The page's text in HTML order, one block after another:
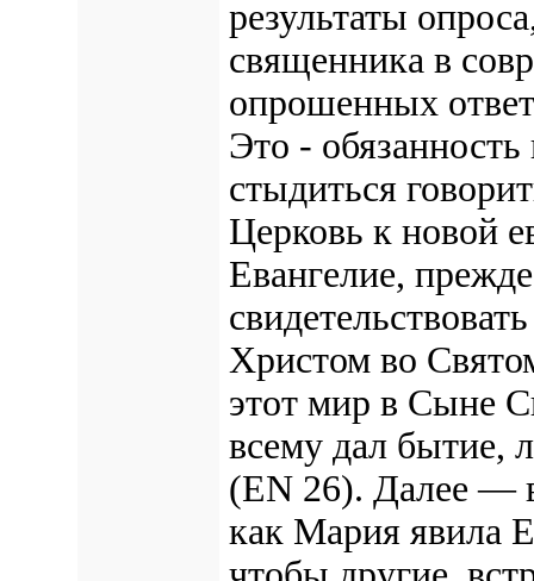
результаты
священника в
опрошенных
Это -
стыдиться
Церковь к новой
Евангелие,
Христом во
этот мир в Сыне
всему дал бытие,
(EN 26). Далее —
как Мария явила